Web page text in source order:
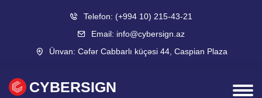
Telefon: (+994 10) 215-43-21
Email: info@cybersign.az
Ünvan: Cəfər Cabbarlı küçəsi 44, Caspian Plaza
CYBERSIGN